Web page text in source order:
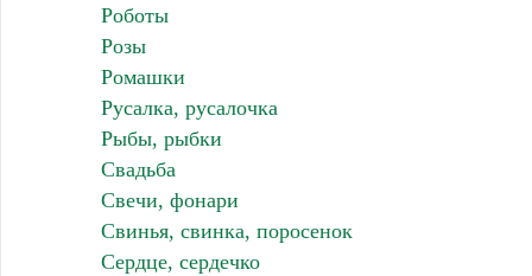
Роботы
Розы
Ромашки
Русалка, русалочка
Рыбы, рыбки
Свадьба
Свечи, фонари
Свинья, свинка, поросенок
Сердце, сердечко